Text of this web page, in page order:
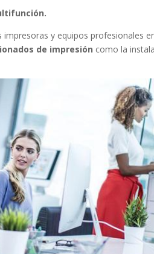
y equipos profesionales
de impresión como la